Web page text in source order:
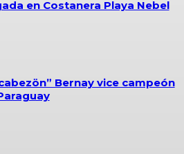
en Costanera Playa Nebel
Bernay vice campeón